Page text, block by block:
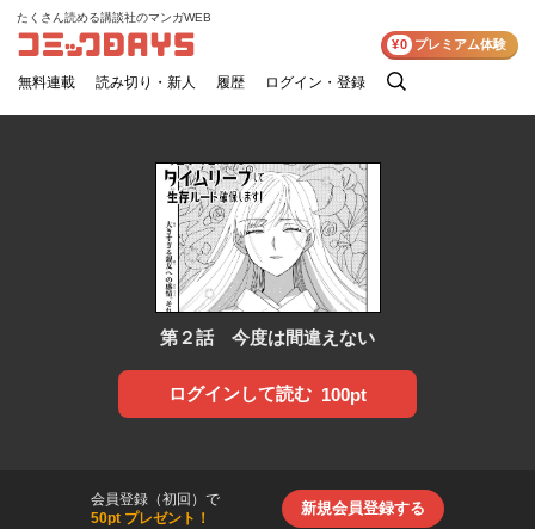
コミックDAYS
たくさん読める講談社のマンガWEB
無料連載 読み切り・新人 履歴 ログイン・登録
検
¥0 プレミアム体験
第２話 今度は間違えない
ログインして読む 100pt
会員登録（初回）で
50pt プレゼント！
新規会員登録する